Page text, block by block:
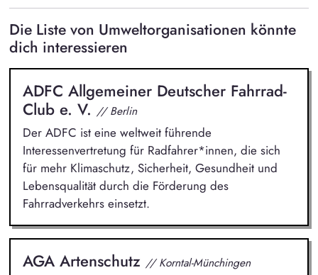
Die Liste von Umweltorganisationen könnte
dich interessieren
ADFC Allgemeiner Deutscher Fahrrad-
Club e. V. // Berlin
Der ADFC ist eine weltweit führende
Interessenvertretung für Radfahrer*innen, die sich
für mehr Klimaschutz, Sicherheit, Gesundheit und
Lebensqualität durch die Förderung des
Fahrradverkehrs einsetzt.
AGA Artenschutz // Korntal-Münchingen